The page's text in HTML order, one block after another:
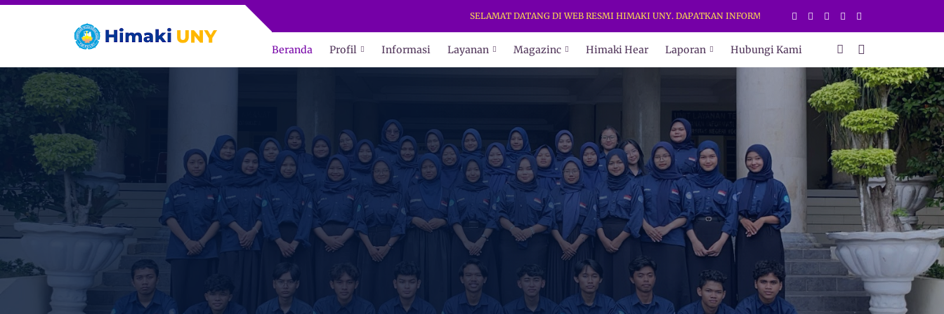
SELAMAT DATANG DI WEB RESMI HIMAKI UNY. DAPATKAN INFORMASI TERBARU HANYA DI WEB DAN MEDIA
Beranda Profil Informasi Layanan Magazinc Himaki Hear Laporan Hubungi Kami